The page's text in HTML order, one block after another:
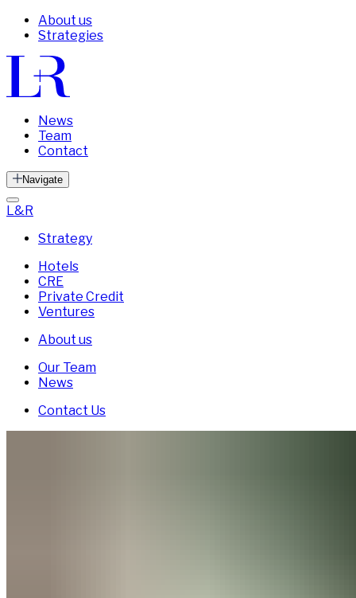
About us
Strategies
News
Team
Contact
Navigate
L&R
Strategy
Hotels
CRE
Private Credit
Ventures
About us
Our Team
News
Contact Us